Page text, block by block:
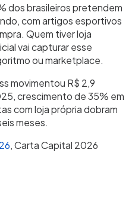
dos brasileiros pretendem
com artigos esportivos
Quem tiver loja
vai capturar esse
ou marketplace.
movimentou R$ 2,9
crescimento de 35% em
com loja própria dobram
meses.
, Carta Capital 2026